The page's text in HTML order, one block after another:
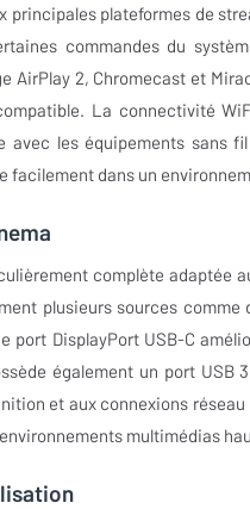
plateformes de
commandes du
AirPlay 2, Chromecast et
La connectivité
les équipements sans
facilement dans un
complète adaptée
plusieurs sources
DisplayPort USB-C
également un port USB
et aux connexions
multimédias